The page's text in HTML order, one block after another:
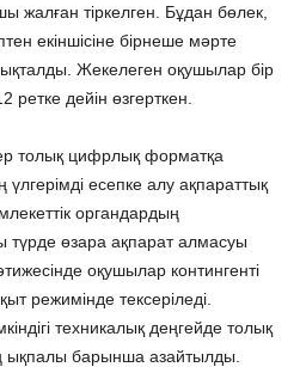
жалған тіркелген. Бұдан бөлек,
екіншісіне бірнеше мәрте
Жекелеген оқушылар бір
дейін өзгерткен.
толық цифрлық форматқа
үлгерімді есепке алу ақпараттық
органдардың
түрде өзара ақпарат алмасуы
оқушылар контингенті
режимінде тексеріледі.
техникалық деңгейде толық
барынша азайтылды.